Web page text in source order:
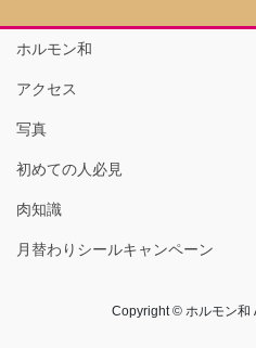
ホルモン和
アクセス
写真
初めての人必見
肉知識
月替わりシールキャンペーン
Copyright © ホルモン和